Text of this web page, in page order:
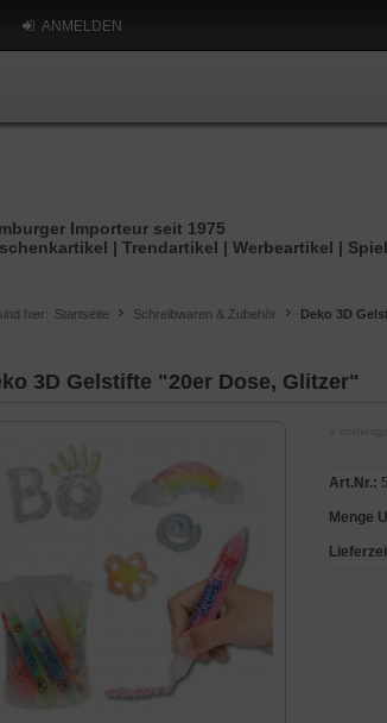
ANMELDEN
Importeur seit 1975
| Trendartikel | Werbeartikel |
hier: Startseite Schreibwaren & Zubehör Deko 3D
3D Gelstifte "20er Dose, Glitzer"
Art.Nr.:
Menge